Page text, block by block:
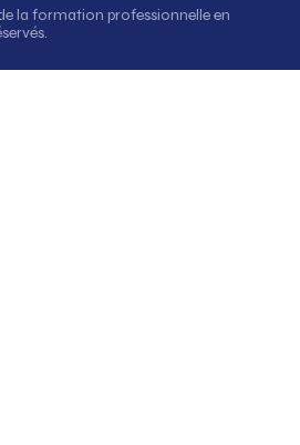
la formation professionnelle en